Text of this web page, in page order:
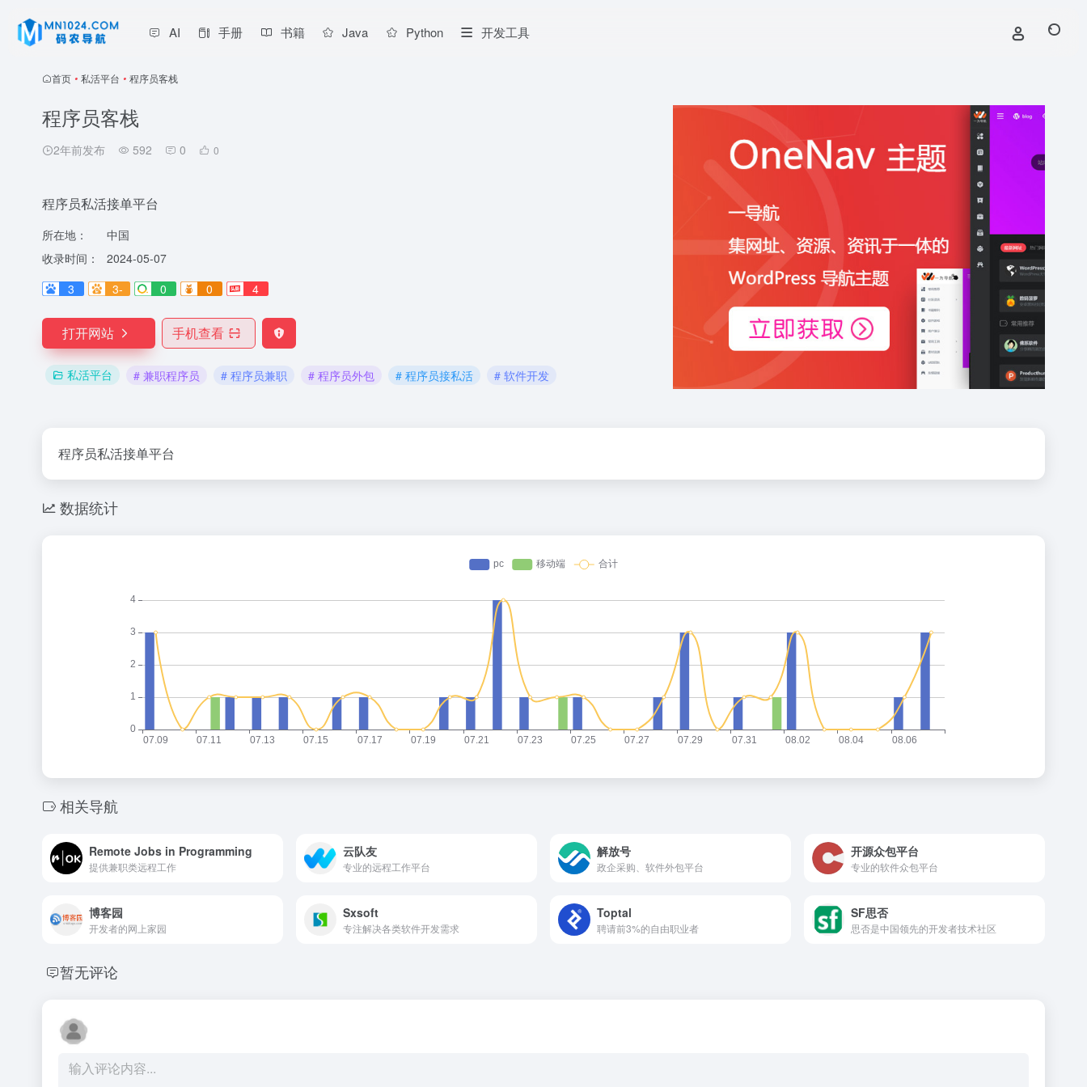
AI 手册 书籍 Java Python 开发工具
首页 • 私活平台 • 程序员客栈
程序员客栈
2年前发布 592 0 0
程序员私活接单平台
所在地：
中国
收录时间：
2024-05-07
3
3- 0 0 4
打开网站 手机查看
私活平台 # 兼职程序员 # 程序员兼职 # 程序员外包 # 程序员接私活 # 软件开发
程序员私活接单平台
数据统计
相关导航
Remote Jobs in Programming
提供兼职类远程工作
云队友
专业的远程工作平台
解放号
政企采购、软件外包平台
开源众包平台
专业的软件众包平台
博客园
开发者的网上家园
Sxsoft
专注解决各类软件开发需求
Toptal
聘请前3%的自由职业者
SF思否
思否是中国领先的开发者技术社区
暂无评论